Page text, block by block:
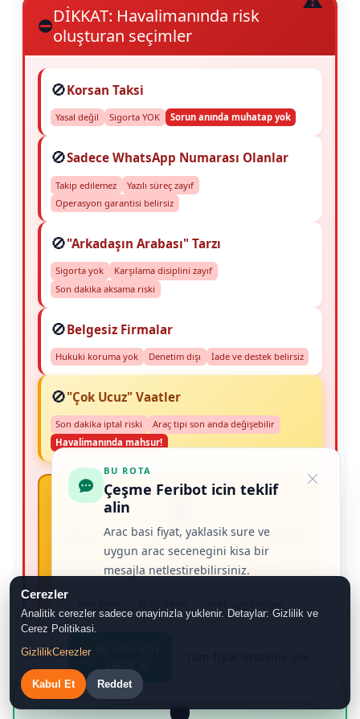
⛔DİKKAT: Havalimanında risk
oluşturan seçimler
🚫Korsan Taksi
Yasal değil Sigorta YOK Sorun anında muhatap yok
🚫Sadece WhatsApp Numarası Olanlar
Takip edilemez
Yazılı süreç zayıf
Operasyon garantisi belirsiz
🚫"Arkadaşın Arabası" Tarzı
Sigorta yok
Karşılama disiplini zayıf
Son dakika aksama riski
🚫Belgesiz Firmalar
Hukuki koruma yok Denetim dışı İade ve destek belirsiz
🚫"Çok Ucuz" Vaatler
Son dakika iptal riski
Araç tipi son anda değişebilir
Havalimanında mahsur!
Sadece ucuz fiyata bakmak pahalıya mal
olabilir.
Asıl risk; son dakika iptal, belirsiz karşılama ve
BU ROTA
Çeşme Feribot icin teklif
alin
Arac basi fiyat, yaklasik sure ve
uygun arac secenegini kisa bir
mesajla netlestirebilirsiniz.
Cerezler
Analitik cerezler sadece onayinizla yuklenir. Detaylar: Gizlilik ve
Cerez Politikasi.
GizlilikCerezler
Kabul Et Reddet